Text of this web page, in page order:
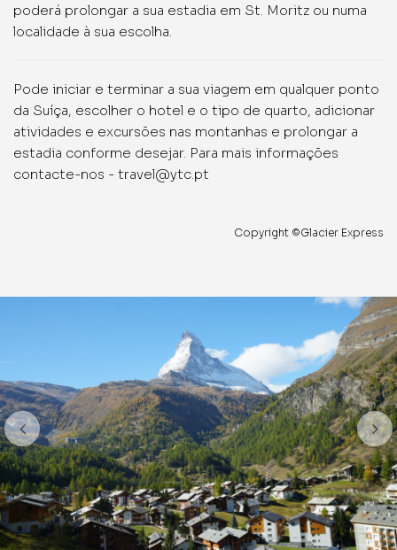
poderá prolongar a sua estadia em St. Moritz ou numa
localidade à sua escolha.
Pode iniciar e terminar a sua viagem em qualquer ponto
da Suíça, escolher o hotel e o tipo de quarto, adicionar
atividades e excursões nas montanhas e prolongar a
estadia conforme desejar. Para mais informações
contacte-nos - travel@ytc.pt
Copyright ©Glacier Express